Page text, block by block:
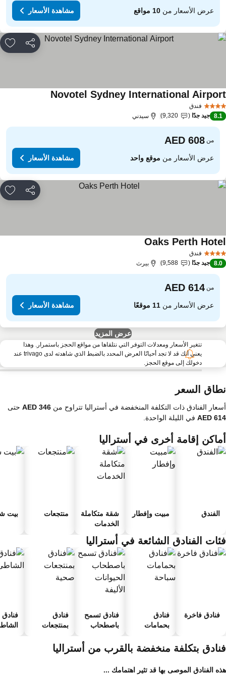
عرض الأسعار من10 مواقع مشاهدة الأسعار
مشاركة
فندق
Novotel Sydney Internationalمشاهدة الأسعار
8.1 جيد جدًا 9,320 سيدني
من
عرض الأسعار منموقع واحد مشاهدة الأسعار
مشاركة
فندق
Oaks Perthمشاهدة الأسعار
8.0 جيد جدًا 9,588 بيرث
من
عرض الأسعار من11 موقعًا مشاهدة الأسعار
عرض المزيد
تتغير الأسعار ومعدلات التوفر التي نتلقاها من مواقع الحجز باستمرار. وهذا
يعني أنك قد لا تجد أحيانًا العرض المحدد بالضبط الذي شاهدته لدى trivago عند
دخولك إلى موقع الحجز.
السعر
الفنادق ذات التكلفة المنخفضة في أستراليا تتراوح من
حتى
في الليلة الواحدة.
إقامة أخرى في أستراليا
الفندق مبيت وإفطار
شقة متكاملة
الخدمات
منتجعات بيت
الفنادق الشائعة في أستراليا
فنادق فاخرة
فنادق
بحمامات
فنادق تسمح
باصطحاب
الأليفة
فنادق
بمنتجعات
فنادق
بتكلفة منخفضة بالقرب من أستراليا
الفنادق الموصى بها قد تثير اهتمامك ...